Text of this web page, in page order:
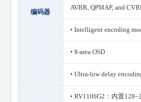
编码器
AVBR, QPMAP, and
• Intelligent encoding
• 8-area OSD
• Ultra-low delay
• RV1106G2：内置